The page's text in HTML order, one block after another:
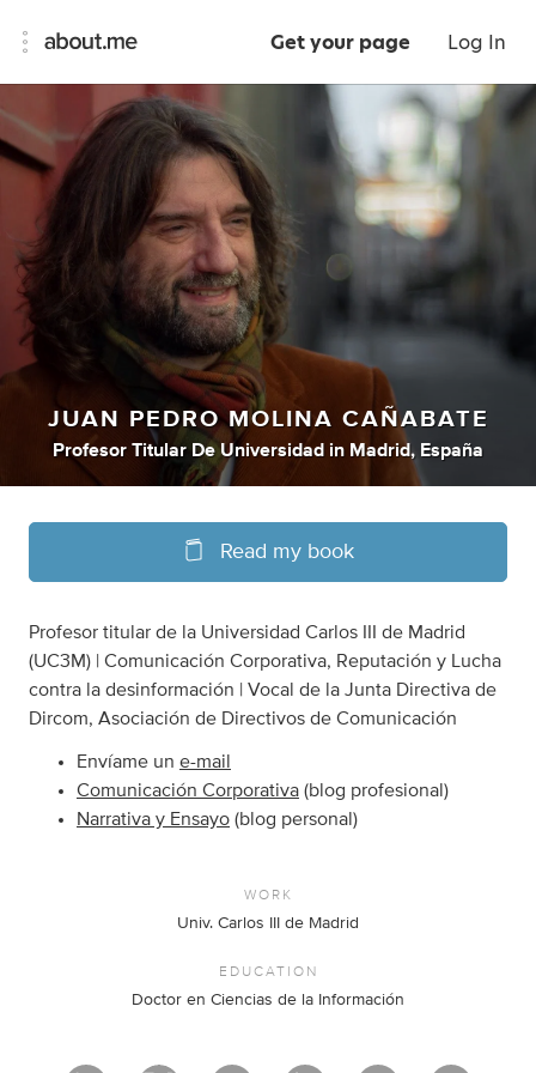
Get your page Log In
JUAN PEDRO MOLINA CAÑABATE
Profesor Titular De Universidad in Madrid, España
Read my book
Profesor titular de la Universidad Carlos III de Madrid
(UC3M) | Comunicación Corporativa, Reputación y Lucha
contra la desinformación | Vocal de la Junta Directiva de
Dircom, Asociación de Directivos de Comunicación
Envíame un e-mail
Comunicación Corporativa (blog profesional)
Narrativa y Ensayo (blog personal)
WORK
Univ. Carlos III de Madrid
EDUCATION
Doctor en Ciencias de la Información